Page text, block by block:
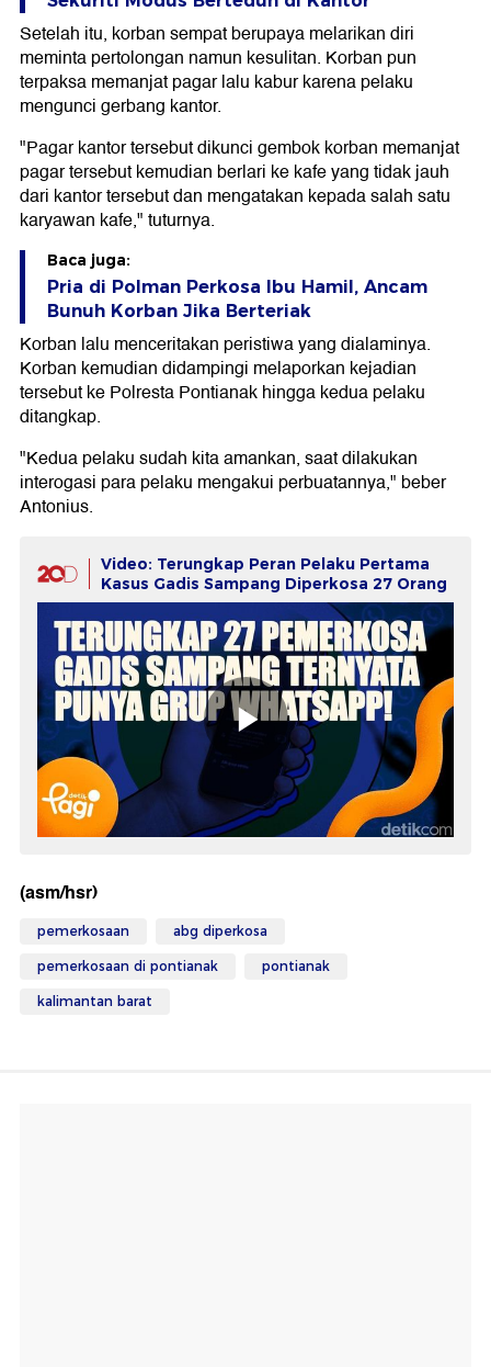
Setelah itu, korban sempat berupaya melarikan diri
meminta pertolongan namun kesulitan. Korban pun
terpaksa memanjat pagar lalu kabur karena pelaku
mengunci gerbang kantor.
"Pagar kantor tersebut dikunci gembok korban memanjat
pagar tersebut kemudian berlari ke kafe yang tidak jauh
dari kantor tersebut dan mengatakan kepada salah satu
karyawan kafe," tuturnya.
Baca juga:
Pria di Polman Perkosa Ibu Hamil, Ancam
Bunuh Korban Jika Berteriak
Korban lalu menceritakan peristiwa yang dialaminya.
Korban kemudian didampingi melaporkan kejadian
tersebut ke Polresta Pontianak hingga kedua pelaku
ditangkap.
"Kedua pelaku sudah kita amankan, saat dilakukan
interogasi para pelaku mengakui perbuatannya," beber
Antonius.
Video: Terungkap Peran Pelaku Pertama
Kasus Gadis Sampang Diperkosa 27 Orang
(asm/hsr)
pemerkosaan abg diperkosa
pemerkosaan di pontianak pontianak
kalimantan barat